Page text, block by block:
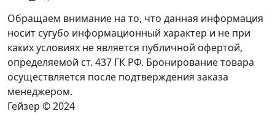
Обращаем внимание на то, что данная информация
носит сугубо информационный характер и не при
каких условиях не является публичной офертой,
определяемой ст. 437 ГК РФ. Бронирование товара
осуществляется после подтверждения заказа
менеджером.
Гейзер © 2024